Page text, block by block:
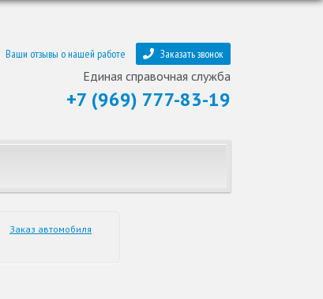
Ваши отзывы о нашей работе Заказать звонок
Единая справочная служба
+7 (969) 777-83-19
Заказ автомобиля